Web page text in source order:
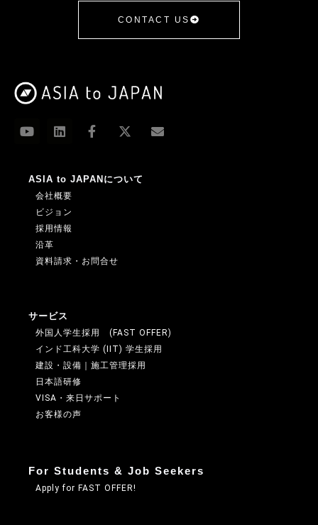
CONTACT US
ASIA to JAPANについて
会社概要
ビジョン
採用情報
沿革
資料請求・お問合せ
サービス
外国人学生採用 (FAST OFFER)
インド工科大学 (IIT) 学生採用
建設・設備｜施工管理採用
日本語研修
VISA・来日サポート
お客様の声
For Students & Job Seekers
Apply for FAST OFFER!